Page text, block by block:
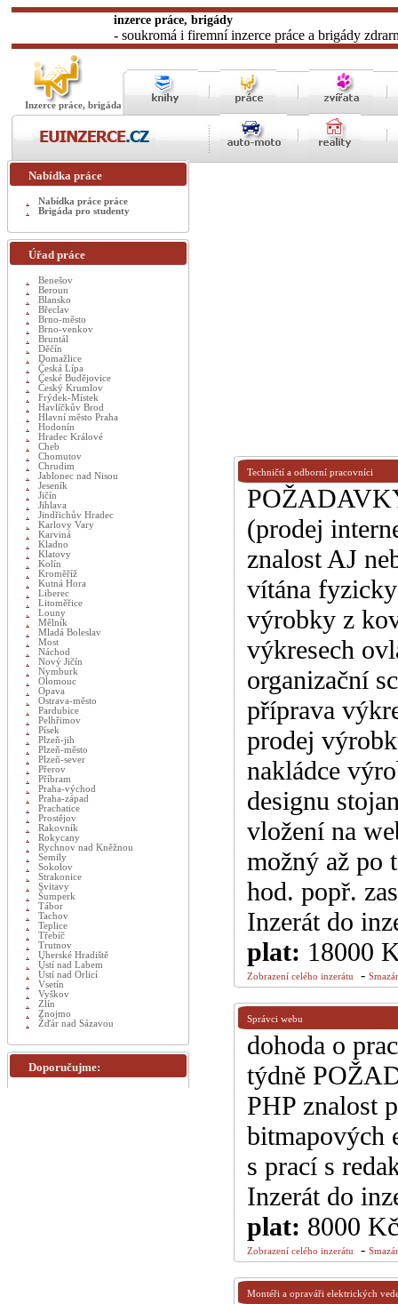
inzerce práce, brigády
- soukromá i firemní inzerce práce a brigády
Inzerce práce, brigáda
Techničtí a odborní pracovníci
(prodej
znalost AJ
vítána fyzicky
výrobky z
výkresech
organizační
příprava
prodej
nakládce
designu
vložení na
možný až po
hod. popř.
Inzerát do
plat: 18000
Zobrazení celého inzerátu -
Správci webu
dohoda o
týdně
PHP znalost
bitmapových
s prací s
Inzerát do
plat: 8000 Kč
Zobrazení celého inzerátu -
Montéři a opraváři elektrických
Nabídka práce
Nabídka práce práce
Brigáda pro studenty
Úřad práce
Benešov
Beroun
Blansko
Břeclav
Brno-město
Brno-venkov
Bruntál
Děčín
Domažlice
Česká Lípa
České Budějovice
Český Krumlov
Frýdek-Místek
Havlíčkův Brod
Hlavní město Praha
Hodonín
Hradec Králové
Cheb
Chomutov
Chrudim
Jablonec nad Nisou
Jeseník
Jičín
Jihlava
Jindřichův Hradec
Karlovy Vary
Karviná
Kladno
Klatovy
Kolín
Kroměříž
Kutná Hora
Liberec
Litoměřice
Louny
Mělník
Mladá Boleslav
Most
Náchod
Nový Jičín
Nymburk
Olomouc
Opava
Ostrava-město
Pardubice
Pelhřimov
Písek
Plzeň-jih
Plzeň-město
Plzeň-sever
Přerov
Příbram
Praha-východ
Praha-západ
Prachatice
Prostějov
Rakovník
Rokycany
Rychnov nad Kněžnou
Semily
Sokolov
Strakonice
Svitavy
Šumperk
Tábor
Tachov
Teplice
Třebíč
Trutnov
Uherské Hradiště
Ústí nad Labem
Ústí nad Orlicí
Vsetín
Vyškov
Zlín
Znojmo
Žďár nad Sázavou
Doporučujme: